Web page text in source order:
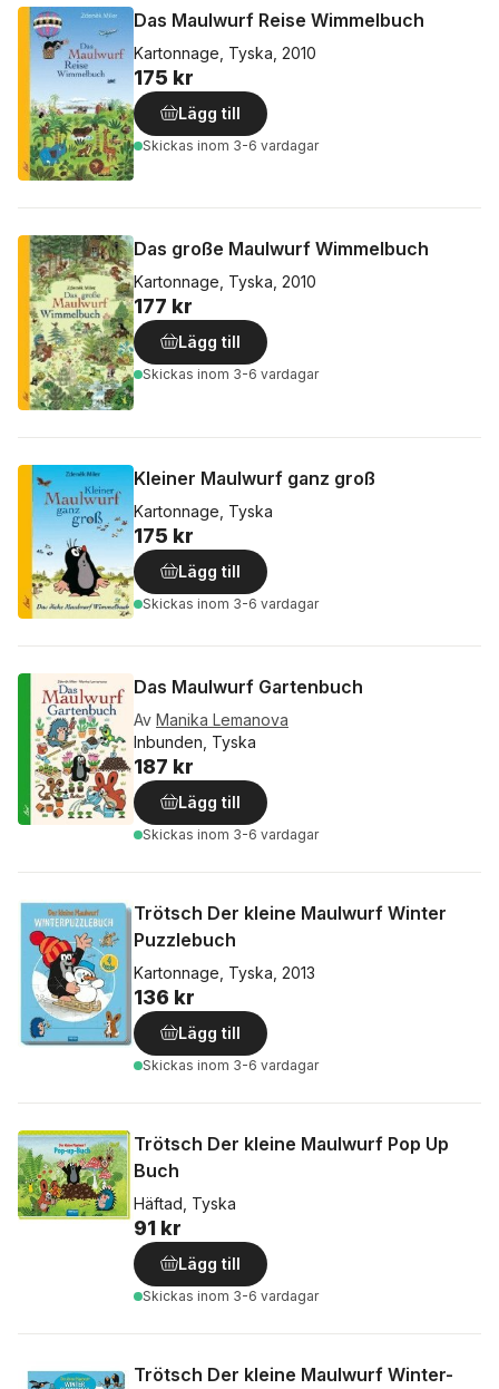
Das Maulwurf Reise Wimmelbuch
Kartonnage, Tyska, 2010
175 kr
Lägg till
Skickas inom 3-6 vardagar
Das große Maulwurf Wimmelbuch
Kartonnage, Tyska, 2010
177 kr
Lägg till
Skickas inom 3-6 vardagar
Kleiner Maulwurf ganz groß
Kartonnage, Tyska
175 kr
Lägg till
Skickas inom 3-6 vardagar
Das Maulwurf Gartenbuch
Av Manika Lemanova
Inbunden, Tyska
187 kr
Lägg till
Skickas inom 3-6 vardagar
Trötsch Der kleine Maulwurf Winter
Puzzlebuch
Kartonnage, Tyska, 2013
136 kr
Lägg till
Skickas inom 3-6 vardagar
Trötsch Der kleine Maulwurf Pop Up
Buch
Häftad, Tyska
91 kr
Lägg till
Skickas inom 3-6 vardagar
Trötsch Der kleine Maulwurf Winter-